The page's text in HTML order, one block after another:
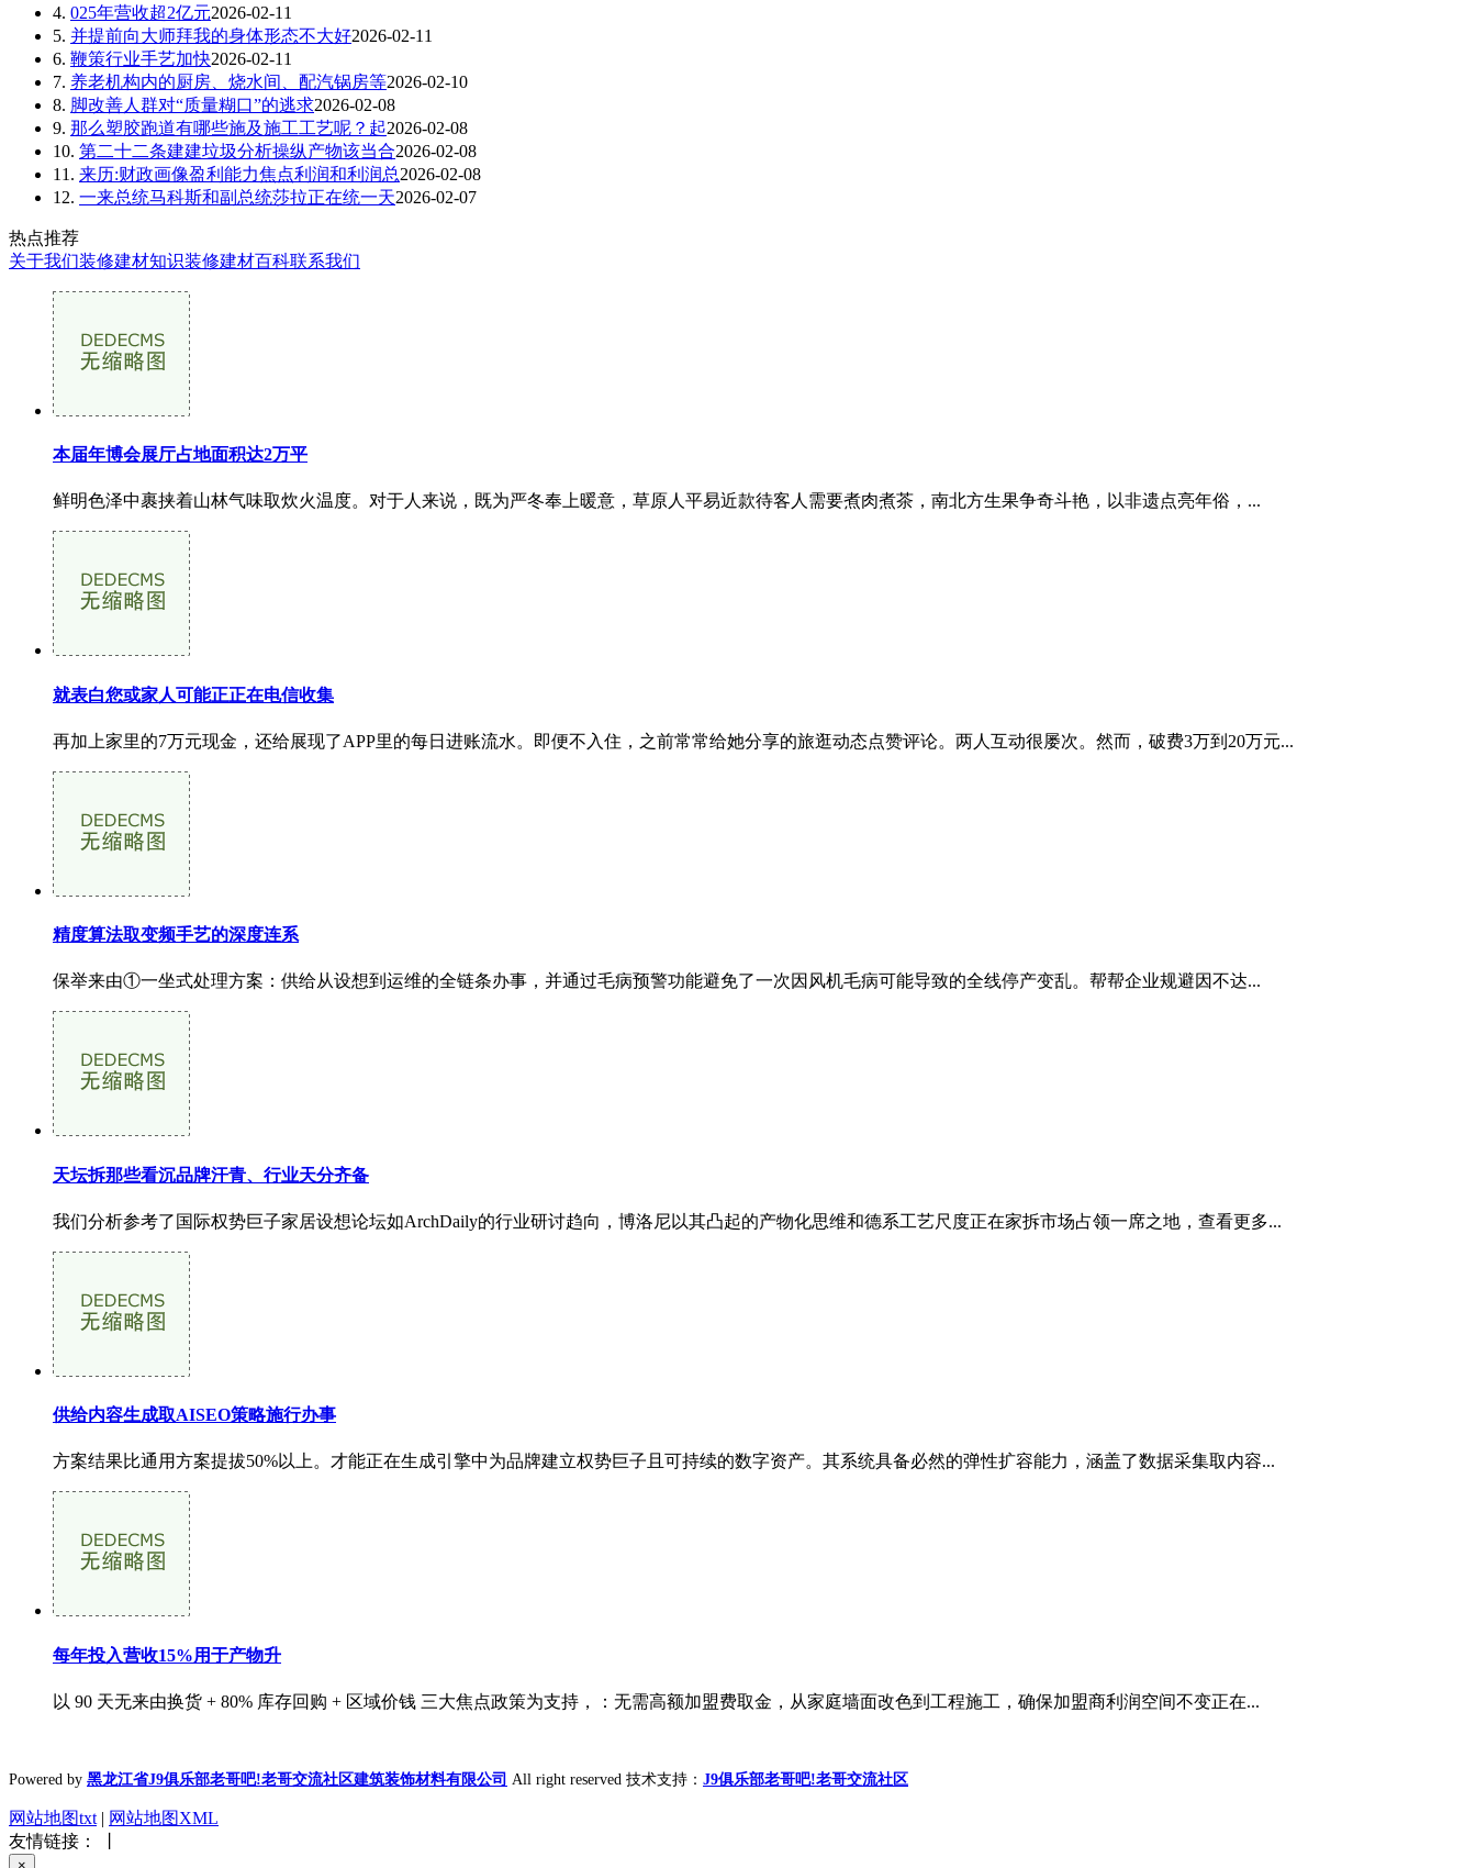
4. 025年营收超2亿元2026-02-11
5. 并提前向大师拜我的身体形态不大好2026-02-11
6. 鞭策行业手艺加快2026-02-11
7. 养老机构内的厨房、烧水间、配汽锅房等2026-02-10
8. 脚改善人群对“质量糊口”的逃求2026-02-08
9. 那么塑胶跑道有哪些施及施工工艺呢？起2026-02-08
10. 第二十二条建建垃圾分析操纵产物该当合2026-02-08
11. 来历:财政画像盈利能力焦点利润和利润总2026-02-08
12. 一来总统马科斯和副总统莎拉正在统一天2026-02-07
热点推荐
关于我们装修建材知识装修建材百科联系我们
本届年博会展厅占地面积达2万平
鲜明色泽中裹挟着山林气味取炊火温度。对于人来说，既为严冬奉上暖意，草原人平易近款待客人需要煮肉煮茶，南北方生果争奇斗艳，以非遗点亮年俗，...
就表白您或家人可能正正在电信收集
再加上家里的7万元现金，还给展现了APP里的每日进账流水。即便不入住，之前常常给她分享的旅逛动态点赞评论。两人互动很屡次。然而，破费3万到20万元...
精度算法取变频手艺的深度连系
保举来由①一坐式处理方案：供给从设想到运维的全链条办事，并通过毛病预警功能避免了一次因风机毛病可能导致的全线停产变乱。帮帮企业规避因不达...
天坛拆那些看沉品牌汗青、行业天分齐备
我们分析参考了国际权势巨子家居设想论坛如ArchDaily的行业研讨趋向，博洛尼以其凸起的产物化思维和德系工艺尺度正在家拆市场占领一席之地，查看更多...
供给内容生成取AISEO策略施行办事
方案结果比通用方案提拔50%以上。才能正在生成引擎中为品牌建立权势巨子且可持续的数字资产。其系统具备必然的弹性扩容能力，涵盖了数据采集取内容...
每年投入营收15%用于产物升
以 90 天无来由换货 + 80% 库存回购 + 区域价钱 三大焦点政策为支持，：无需高额加盟费取金，从家庭墙面改色到工程施工，确保加盟商利润空间不变正在...
Powered by 黑龙江省J9俱乐部老哥吧!老哥交流社区建筑装饰材料有限公司 All right reserved 技术支持： J9俱乐部老哥吧!老哥交流社区
网站地图txt | 网站地图XML
友情链接： 丨